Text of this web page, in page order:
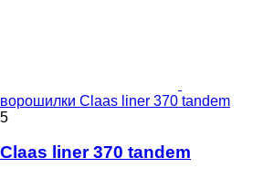
ворошилки Claas liner 370 tandem
5
Claas liner 370 tandem